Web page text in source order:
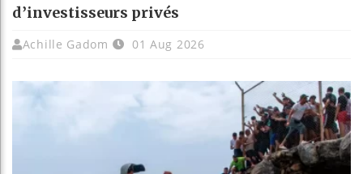
d’investisseurs privés
Achille Gadom 01 Aug 2026